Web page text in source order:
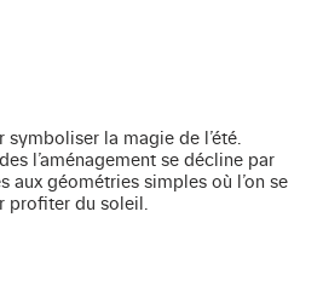
profiter du soleil.